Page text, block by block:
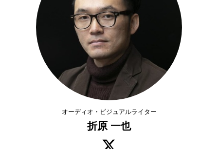
オーディオ・ビジュアルライター
折原 一也